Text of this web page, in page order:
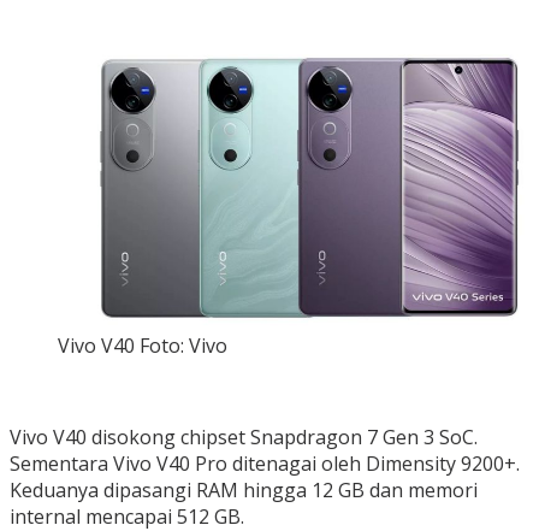
Vivo V40 Foto: Vivo
Vivo V40 disokong chipset Snapdragon 7 Gen 3 SoC.
Sementara Vivo V40 Pro ditenagai oleh Dimensity 9200+.
Keduanya dipasangi RAM hingga 12 GB dan memori
internal mencapai 512 GB.